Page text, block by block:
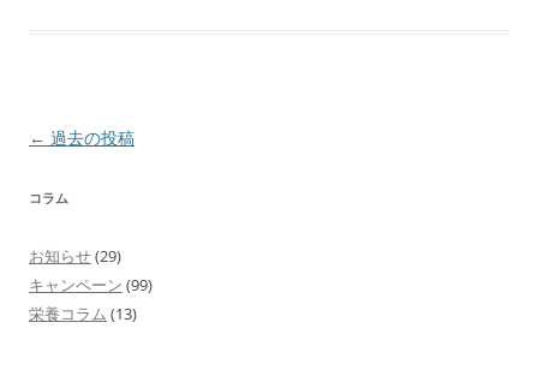
投
ナ
ー
← 過去の投稿
コラム
お知らせ(29)
キャンペーン (99)
栄養コラム (13)